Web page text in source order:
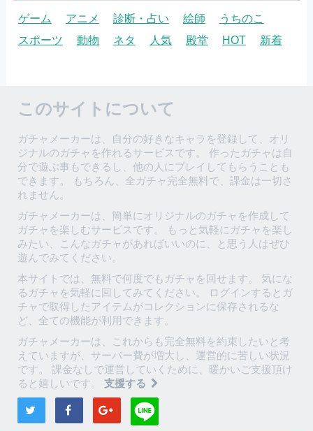
ゲーム アニメ 診断・占い 絵師
うちのこ
スポーツ
動物 ネタ 人気 殿堂 HOT 新着
このサイトについて
ガチャメーカーは、自分の好きなキャラを登録して、オリ
ジナルのガチャを作れるサービスです。 作ったガチャは自
分で遊ぶ事もできるし、他の人にプレイしてもらうことも
できます。 もちろん、全ガチャ完全無料で、課金は一切さ
れません。
ガチャメーカーは、簡単にオリジナルのガチャを作成して
ガチャを楽しむサービスです。 もっと気軽にガチャを楽し
みたい、こんなガチャがあればいいのに、と思う人はぜひ
遊んでみてください。
本サイトでは、無料で何度でもガチャを回せます。 気にな
るガチャを気軽に回してみてください。 ログインするとガ
チャで取得したアイテムがコレクションに保存されるな
ど、全ての機能が利用できます。
ガチャメーカーは、これからも完全無料を約束したいと考
えていますが、サーバー費が増大し、運営的に苦しい状況
です。 課金なしで運営していくために、暖かいご支援頂け
ると嬉しいです。 支援する